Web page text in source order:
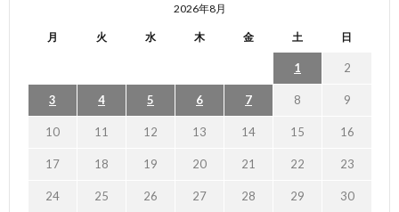
2026年8月
月 火 水 木 金 土 日
1 2
3 4 5 6 7 8 9
10 11 12 13 14 15 16
17 18 19 20 21 22 23
24 25 26 27 28 29 30